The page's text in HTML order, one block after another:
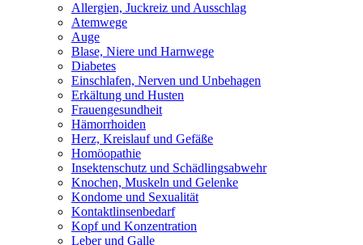
Allergien, Juckreiz und Ausschlag
Atemwege
Auge
Blase, Niere und Harnwege
Diabetes
Einschlafen, Nerven und Unbehagen
Erkältung und Husten
Frauengesundheit
Hämorrhoiden
Herz, Kreislauf und Gefäße
Homöopathie
Insektenschutz und Schädlingsabwehr
Knochen, Muskeln und Gelenke
Kondome und Sexualität
Kontaktlinsenbedarf
Kopf und Konzentration
Leber und Galle